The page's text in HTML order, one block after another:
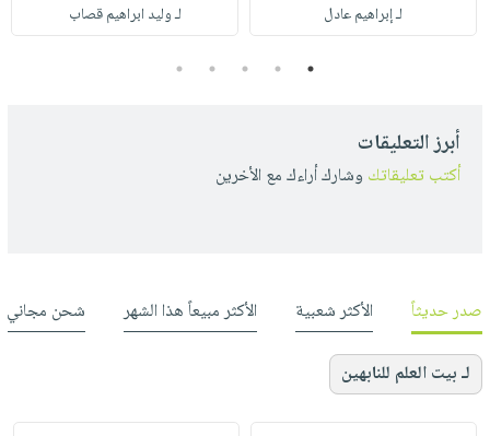
لـ إبراهيم عادل
لـ وليد ابراهيم قصاب
1
2
3
4
5
أبرز التعليقات
أكتب تعليقاتك وشارك أراءك مع الأخرين
صدر حديثاً الأكثر شعبية الأكثر مبيعاً هذا الشهر شحن مجاني
لـ بيت العلم للنابهين